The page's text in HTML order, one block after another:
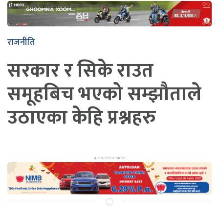
राजनीति
सरकार र सिके राउत
समूहबिच भएको सम्झौताले
उठाएका केहि प्रश्नहरु